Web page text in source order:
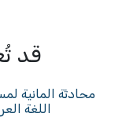
قد
اللغة